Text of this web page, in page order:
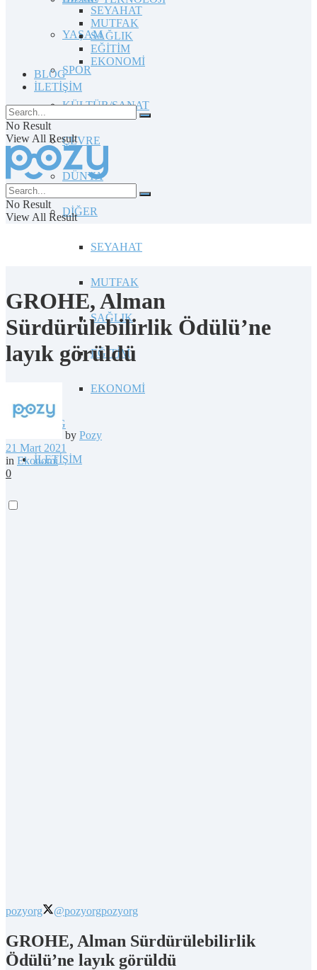
YAŞAM
SPOR
KÜLTÜR/SANAT
ÇEVRE
DÜNYA
DİĞER
SEYAHAT
MUTFAK
SAĞLIK
EĞİTİM
EKONOMİ
BLOG
İLETİŞİM
SEYAHAT
MUTFAK
SAĞLIK
EĞİTİM
EKONOMİ
BLOG
İLETİŞİM
No Result
View All Result
No Result
View All Result
GROHE, Alman
Sürdürülebilirlik Ödülü’ne
layık görüldü
by Pozy
21 Mart 2021
in Ekonomi
0
pozyorg @pozyorgpozyorg
GROHE, Alman Sürdürülebilirlik
Ödülü’ne layık görüldü